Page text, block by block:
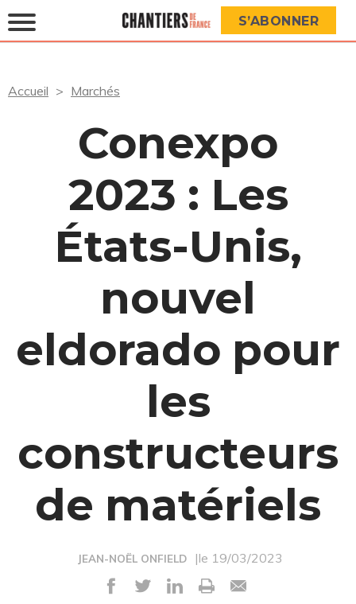
S’ABONNER
Accueil Marchés
Conexpo
2023 : Les
États-Unis,
nouvel
eldorado pour
les
constructeurs
de matériels
JEAN-NOËL ONFIELD |le 19/03/2023